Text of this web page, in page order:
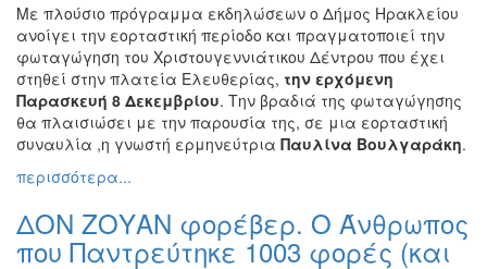
Με πλούσιο πρόγραμμα εκδηλώσεων ο Δήμος Ηρακλείου
ανοίγει την εορταστική περίοδο και πραγματοποιεί την
φωταγώγηση του Χριστουγεννιάτικου Δέντρου που έχει
στηθεί στην πλατεία Ελευθερίας, την ερχόμενη
Παρασκευή 8 Δεκεμβρίου. Την βραδιά της φωταγώγησης
θα πλαισιώσει με την παρουσία της, σε μια εορταστική
συναυλία ,η γνωστή ερμηνεύτρια Παυλίνα Βουλγαράκη.
περισσότερα...
ΔΟΝ ΖΟΥΑΝ φορέβερ. Ο Άνθρωπος
που Παντρεύτηκε 1003 φορές (και